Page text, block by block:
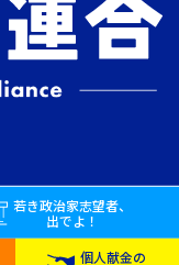
若き政治家志望者、
出でよ！
個人献金の